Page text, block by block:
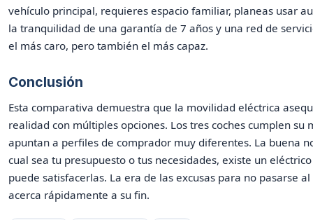
vehículo principal, requieres espacio familiar, planeas usar
la tranquilidad de una garantía de 7 años y una red de
el más caro, pero también el más capaz.
Conclusión
Esta comparativa demuestra que la movilidad eléctrica
realidad con múltiples opciones. Los tres coches cumplen su
apuntan a perfiles de comprador muy diferentes. La buena
cual sea tu presupuesto o tus necesidades, existe un
puede satisfacerlas. La era de las excusas para no pasarse
acerca rápidamente a su fin.